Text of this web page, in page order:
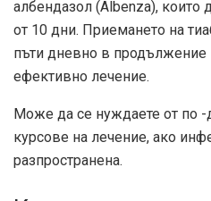
албендазол (Albenza), които
от 10 дни. Приемането на
пъти дневно в
ефективно лечение.
Може да се нуждаете от по -
курсове на лечение, ако
разпространена.